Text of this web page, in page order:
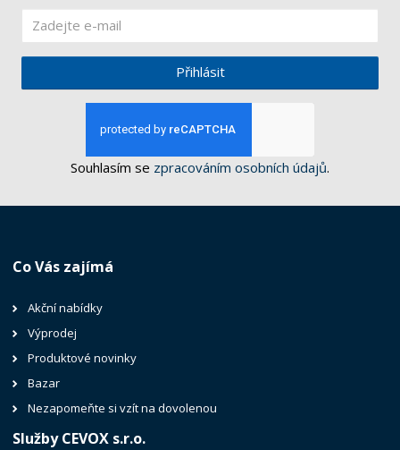
Přihlásit
Souhlasím se zpracováním osobních údajů.
Co Vás zajímá
Akční nabídky
Výprodej
Produktové novinky
Bazar
Nezapomeňte si vzít na dovolenou
Služby CEVOX s.r.o.